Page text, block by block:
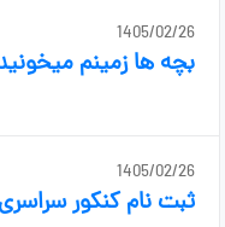
1405/02/26
بچه ها زمینم
1405/02/26
ثبت نام کنکور